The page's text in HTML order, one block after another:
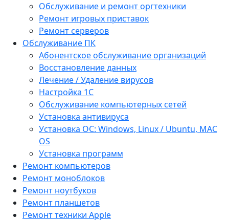
Обслуживание и ремонт оргтехники
Ремонт игровых приставок
Ремонт серверов
Обслуживание ПК
Абонентское обслуживание организаций
Восстановление данных
Лечение / Удаление вирусов
Настройка 1С
Обслуживание компьютерных сетей
Установка антивируса
Установка ОС: Windows, Linux / Ubuntu, МАС
OS
Установка программ
Ремонт компьютеров
Ремонт моноблоков
Ремонт ноутбуков
Ремонт планшетов
Ремонт техники Apple